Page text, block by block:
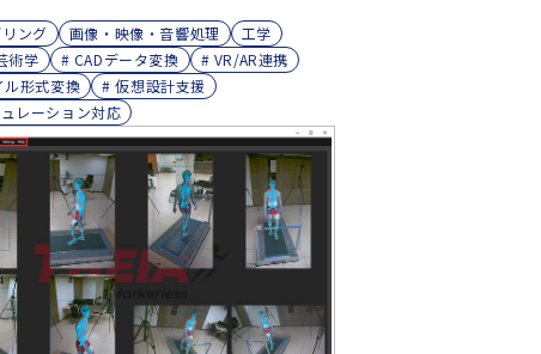
ング 画像・映像・音響処理
工学
術学 # CADデータ変換
# VR/AR連携
形式変換
# 仮想設計支援
レーション対応